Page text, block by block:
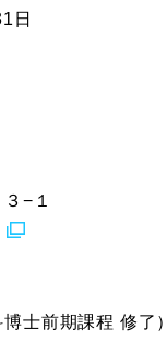
日
−１
士前期課程 修了）